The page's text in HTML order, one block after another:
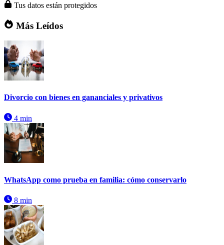
Tus datos están protegidos
Más Leídos
Divorcio con bienes en gananciales y privativos
4 min
WhatsApp como prueba en familia: cómo conservarlo
8 min